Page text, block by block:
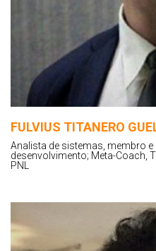
FULVIUS TITANERO
Analista de sistemas, membro e
desenvolvimento; Meta-Coach,
PNL